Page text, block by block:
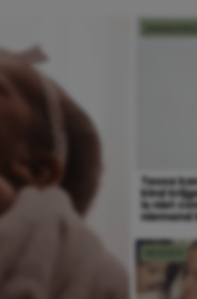
Tessa
kind
is niet
niemand